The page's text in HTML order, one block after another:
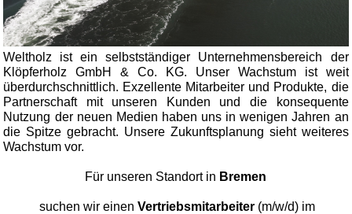
Weltholz ist ein selbstständiger Unternehmensbereich der
Klöpferholz GmbH & Co. KG. Unser Wachstum ist weit
überdurchschnittlich. Exzellente Mitarbeiter und Produkte, die
Partnerschaft mit unseren Kunden und die konsequente
Nutzung der neuen Medien haben uns in wenigen Jahren an
die Spitze gebracht. Unsere Zukunftsplanung sieht weiteres
Wachstum vor.
Für unseren Standort in Bremen
suchen wir einen Vertriebsmitarbeiter (m/w/d) im